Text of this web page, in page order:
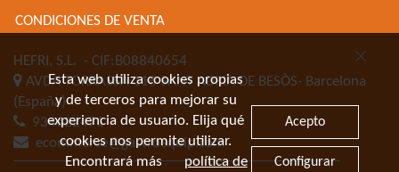
CONDICIONES DE VENTA
HEFRI, S.L. - CIF:B08840654
AVDA TORRASSA 116SANT ADRIA DE BESÒS- Barcelona
(España)
934622471
ecommerce@gastroequip.com
Esta web utiliza cookies propias
y de terceros para mejorar su
experiencia de usuario. Elija qué
cookies nos permite utilizar.
Encontrará más
política de
Acepto
Configurar